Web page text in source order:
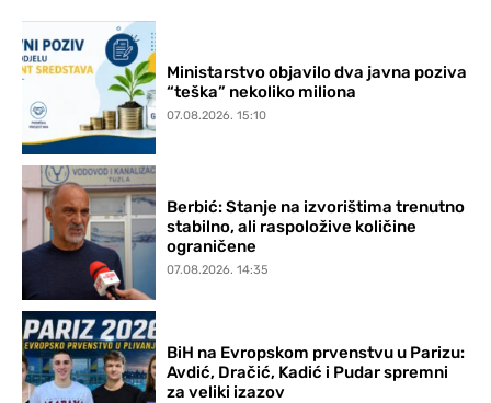
Ministarstvo objavilo dva javna poziva
“teška” nekoliko miliona
07.08.2026. 15:10
Berbić: Stanje na izvorištima trenutno
stabilno, ali raspoložive količine
ograničene
07.08.2026. 14:35
BiH na Evropskom prvenstvu u Parizu:
Avdić, Dračić, Kadić i Pudar spremni
za veliki izazov